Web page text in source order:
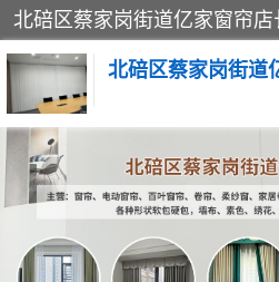
北碚区蔡家岗街道
软包硬包
窗帘